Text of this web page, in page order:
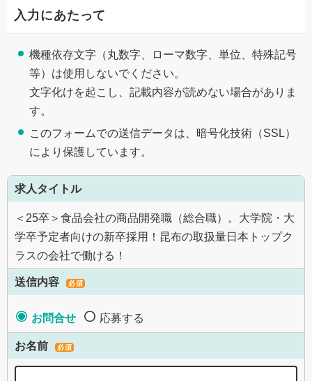
入力にあたって
機種依存文字（丸数字、ローマ数字、単位、特殊記号
等）は使用しないでください。
文字化けを起こし、記載内容が読めない場合がありま
す。
このフォームでの送信データは、暗号化技術（SSL）
により保護しています。
求人タイトル
＜25卒＞食品会社の商品開発職（総合職）。大学院・大
学卒予定者向けの新卒採用！昆布の取扱量日本トップク
ラスの会社で働ける！
送信内容 必須
お問合せ 応募する
お名前 必須